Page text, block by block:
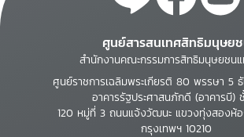
9-14, 1999
ศูนย์สารสนเทศสิทธิมนุษย
สำนักงานคณะกรรมการสิทธิมนุษยชน
ศูนย์ราชการเฉลิมพระเกียรติ 80 พรรษา 5
อาคารรัฐประศาสนภักดี (อาคารบี)
120 หมู่ที่ 3 ถนนแจ้งวัฒนะ แขวงทุ่งสองห้
กรุงเทพฯ 10210